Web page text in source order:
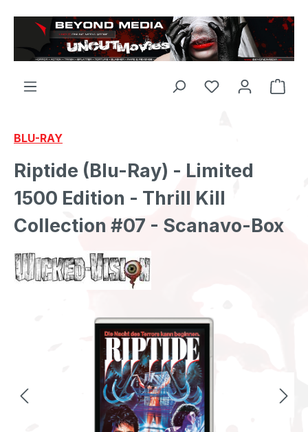
Zum Hauptinhalt springen
BLU-RAY
Riptide (Blu-Ray) - Limited
1500 Edition - Thrill Kill
Collection #07 - Scanavo-Box
Bildergalerie überspringen